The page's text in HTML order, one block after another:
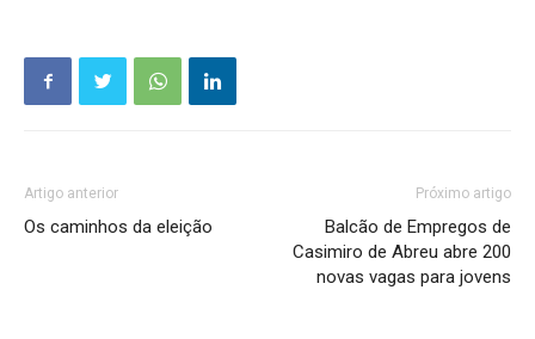
Artigo anterior
Os caminhos da eleição
Próximo artigo
Balcão de Empregos de
Casimiro de Abreu abre 200
novas vagas para jovens